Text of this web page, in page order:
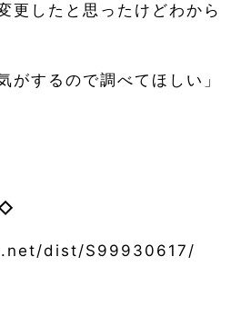
更したと思ったけどわから
がするので調べてほしい」
dist/S99930617/